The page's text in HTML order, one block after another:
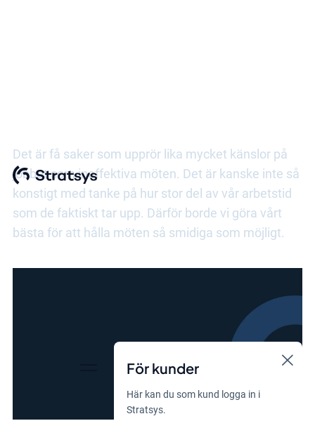
För kunder
Här kan du som kund logga in i
Stratsys.
Det är få saker som upprör lika mycket känslor på
jobbet som ineffektiva möten. Det är kanske inte så
konstigt med tanke på hur stor del av vår arbetstid
som de faktiskt tar upp. Därför borde vi göra vårt
bästa för att hålla möten så smidiga som möjligt.